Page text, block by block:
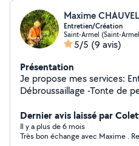
Maxime CHAUVEL
Entretien/Création
Saint-Armel (Saint-
5/5 (9 avis)
Présentation
Je propose mes services: Entretien jardin: -
Débroussaillage -Tonte de pelouse -
Clôture -Dallage -Gazon -Plantation -Terrasse -
Terrassement -Agencement extérieur -Petit travaux de
démolition
Dernier avis laissé par
Il y a plus de 6 mois